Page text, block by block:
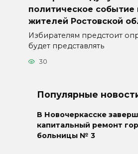
политическое событие
жителей Ростовской
Избирателям предстоит
будет представлять
30
Популярные
В Новочеркасске
капитальный ремонт
больницы № 3